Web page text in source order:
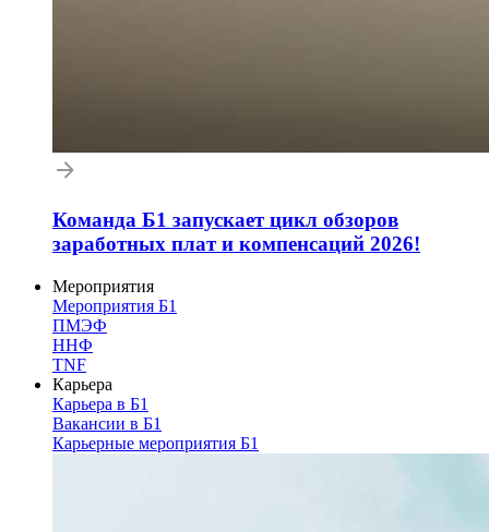
Команда Б1 запускает цикл обзоров
заработных плат и компенсаций 2026!
Мероприятия
Мероприятия Б1
ПМЭФ
ННФ
TNF
Карьера
Карьера в Б1
Вакансии в Б1
Карьерные мероприятия Б1